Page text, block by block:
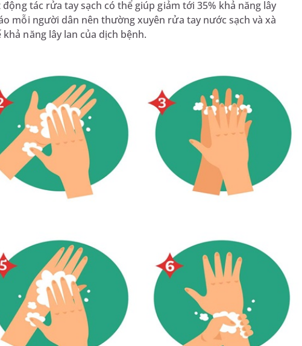
tác rửa tay sạch có thể giúp giảm tới 35% khả năng lây
mỗi người dân nên thường xuyên rửa tay nước sạch và xà
năng lây lan của dịch bệnh.